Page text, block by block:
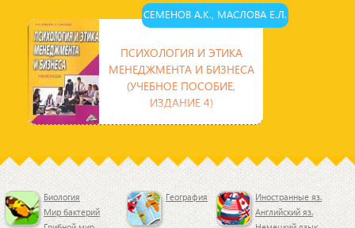
терминологии.
СЕМЕНОВ А.К., МАСЛОВА Е.Л.
ПСИХОЛОГИЯ И ЭТИКА
МЕНЕДЖМЕНТА И БИЗНЕСА
(УЧЕБНОЕ ПОСОБИЕ,
ИЗДАНИЕ 4)
в России. Рассматриваются
Биология
Мир бактерий
География
Иностранные яз.
Английский яз.